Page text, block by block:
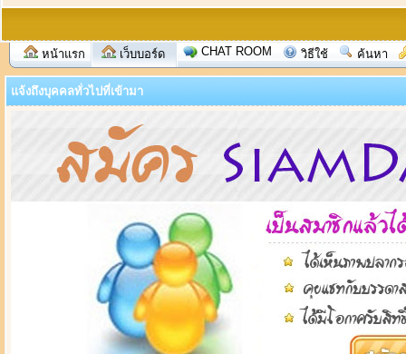
หน้าแรก เว็บบอร์ด CHAT ROOM วิธีใช้ ค้นหา
แจ้งถึงบุคคลทั่วไปที่เข้ามา